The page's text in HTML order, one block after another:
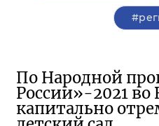
По Народной
России»-2021 во
капитально